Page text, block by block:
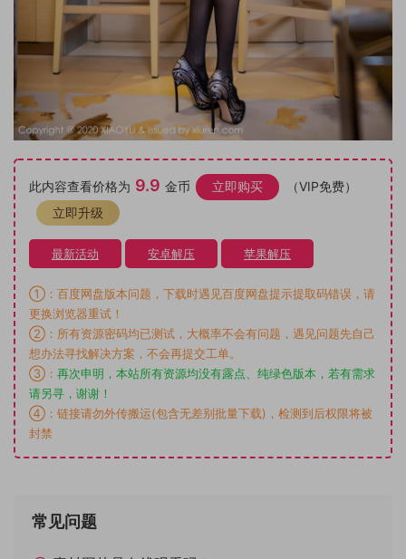
此内容查看价格为 9.9 金币 立即购买
（VIP免费）
立即升级
最新活动 安卓解压 苹果解压
①：百度网盘版本问题，下载时遇见百度网盘提示提取码错误，请
更换浏览器重试！
②：所有资源密码均已测试，大概率不会有问题，遇见问题先自己
想办法寻找解决方案，不会再提交工单。
③： 再次申明，本站所有资源均没有露点、纯绿色版本，若有需求
请另寻，谢谢！
④：链接请勿外传搬运(包含无差别批量下载)，检测到后权限将被
封禁
常见问题